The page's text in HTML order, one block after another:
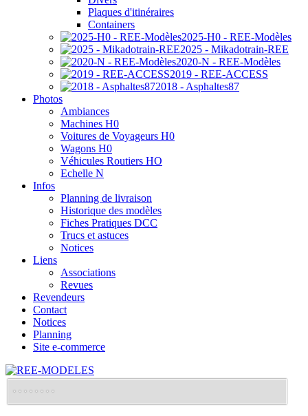
Plaques d'itinéraires
Containers
2025-H0 - REE-Modèles
2025 - Mikadotrain-REE
2020-N - REE-Modèles
2019 - REE-ACCESS
2018 - Asphaltes87
Photos
Ambiances
Machines H0
Voitures de Voyageurs H0
Wagons H0
Véhicules Routiers HO
Echelle N
Infos
Planning de livraison
Historique des modèles
Fiches Pratiques DCC
Trucs et astuces
Notices
Liens
Associations
Revues
Revendeurs
Contact
Notices
Planning
Site e-commerce